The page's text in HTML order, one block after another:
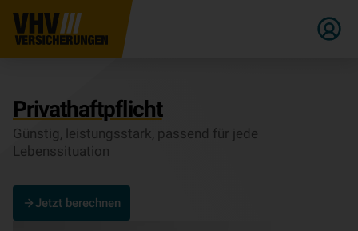
Privathaftpflicht
Günstig, leistungsstark, passend für jede
Lebenssituation
Jetzt berechnen